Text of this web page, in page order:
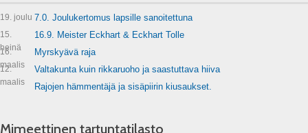
19. joulu 7.0. Joulukertomus lapsille sanoitettuna
15.
heinä
16.9. Meister Eckhart & Eckhart Tolle
16.
maalis
Myrskyävä raja
12.
maalis
Valtakunta kuin rikkaruoho ja saastuttava hiiva
Rajojen hämmentäjä ja sisäpiirin kiusaukset.
Mimeettinen tartuntatilasto